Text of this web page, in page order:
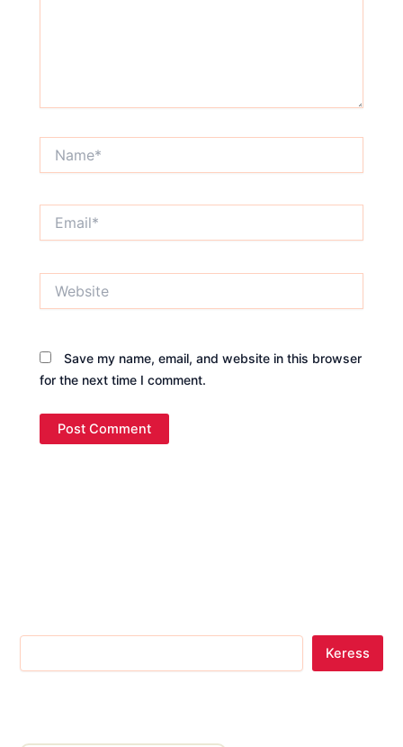
Save my name, email, and website in this browser
for the next time I comment.
Keress